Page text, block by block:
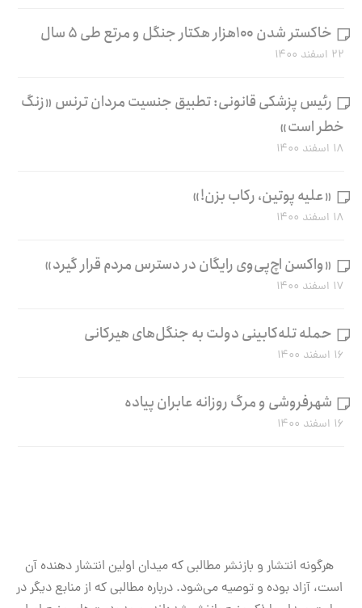
خاکستر شدن ۱۰۰هزار هکتار جنگل و مرتع طی ۵ سال
۲۲ اسفند ۱۴۰۰
رئیس پزشکی قانونی: تطبیق جنسیت مردان ترنس «زنگ
خطر است»
۱۸ اسفند ۱۴۰۰
«علیه پوتین، رکاب بزن!»
۱۸ اسفند ۱۴۰۰
«واکسن اچ‌پی‌وی رایگان در دسترس مردم قرار گیرد»
۱۷ اسفند ۱۴۰۰
حمله تله‌کابینی دولت به جنگل‌های هیرکانی
۱۶ اسفند ۱۴۰۰
شهرفروشی و مرگ روزانه عابران پیاده
۱۶ اسفند ۱۴۰۰
هرگونه انتشار و بازنشر مطالبی که میدان اولین انتشار دهنده آن
است، آزاد بوده و توصیه می‌شود. درباره مطالبی که از منابع دیگر در